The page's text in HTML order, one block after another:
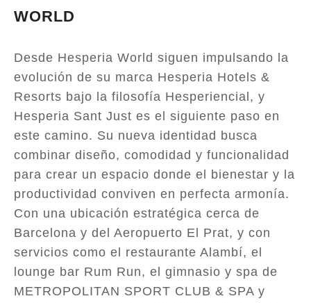
WORLD
Desde Hesperia World siguen impulsando la
evolución de su marca Hesperia Hotels &
Resorts bajo la filosofía Hesperiencial, y
Hesperia Sant Just es el siguiente paso en
este camino. Su nueva identidad busca
combinar diseño, comodidad y funcionalidad
para crear un espacio donde el bienestar y la
productividad conviven en perfecta armonía.
Con una ubicación estratégica cerca de
Barcelona y del Aeropuerto El Prat, y con
servicios como el restaurante Alambí, el
lounge bar Rum Run, el gimnasio y spa de
METROPOLITAN SPORT CLUB & SPA y